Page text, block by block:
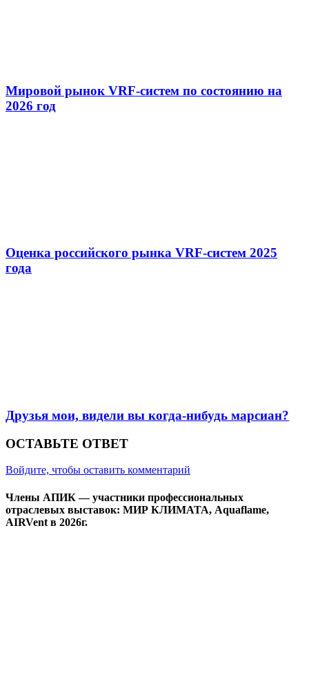
Мировой рынок VRF-систем по состоянию на
2026 год
Оценка российского рынка VRF-систем 2025
года
Друзья мои, видели вы когда-нибудь марсиан?
ОСТАВЬТЕ ОТВЕТ
Войдите, чтобы оставить комментарий
Члены АПИК — участники профессиональных
отраслевых выставок: МИР КЛИМАТА, Aquaflame,
AIRVent в 2026г.